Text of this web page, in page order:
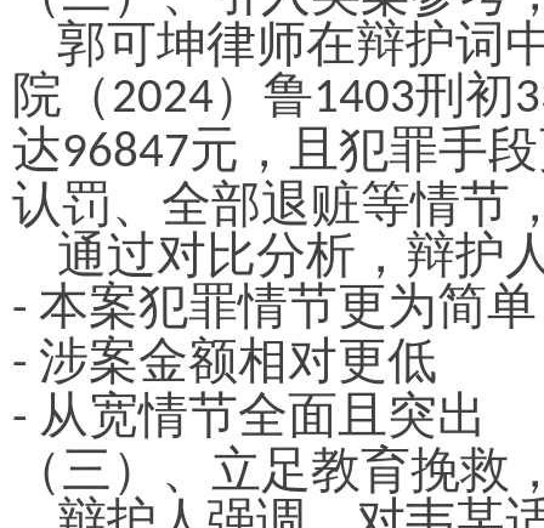
郭可坤律师在辩护词
院（2024）鲁1403刑初
达96847元，且犯罪手
认罚、全部退赃等情节
通过对比分析，辩护
- 本案犯罪情节更为简
- 涉案金额相对更低
- 从宽情节全面且突出
（三） 、立足教育挽救